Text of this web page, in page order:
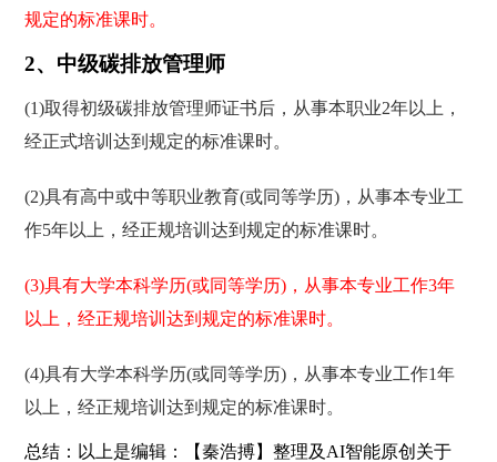
规定的标准课时。
2、中级碳排放管理师
(1)取得初级碳排放管理师证书后，从事本职业2年以上，
经正式培训达到规定的标准课时。
(2)具有高中或中等职业教育(或同等学历)，从事本专业工
作5年以上，经正规培训达到规定的标准课时。
(3)具有大学本科学历(或同等学历)，从事本专业工作3年
以上，经正规培训达到规定的标准课时。
(4)具有大学本科学历(或同等学历)，从事本专业工作1年
以上，经正规培训达到规定的标准课时。
总结：以上是编辑：【秦浩搏】整理及AI智能原创关于